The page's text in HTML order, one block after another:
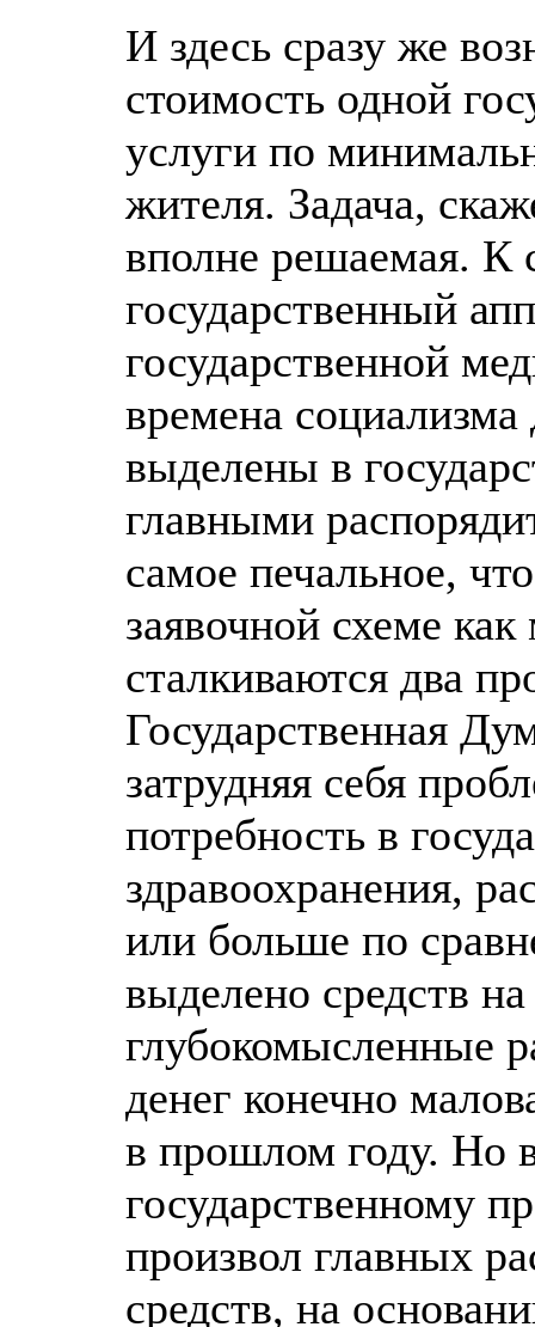
И здесь сразу же
стоимость одной
услуги по
жителя. Задача,
вполне решаемая. К
государственный
государственной
времена
выделены в
главными
самое печальное,
заявочной схеме
сталкиваются два
Государственная
затрудняя себя
потребность в
здравоохранения,
или больше по
выделено средств
глубокомысленные
денег конечно
в прошлом году. Но
государственному
произвол главных
средств, на